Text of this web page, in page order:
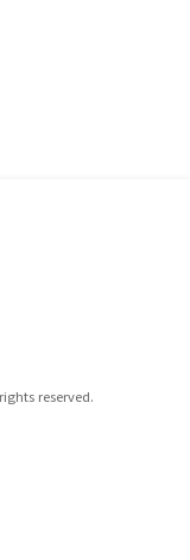
reserved.